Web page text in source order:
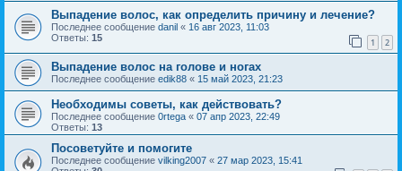
Выпадение волос, как определить причину и лечение?
Последнее сообщение danil « 16 авг 2023, 11:03
Ответы: 15 1 2
Выпадение волос на голове и ногах
Последнее сообщение edik88 « 15 май 2023, 21:23
Необходимы советы, как действовать?
Последнее сообщение 0rtega « 07 апр 2023, 22:49
Ответы: 13
Посоветуйте и помогите
Последнее сообщение vilking2007 « 27 мар 2023, 15:41